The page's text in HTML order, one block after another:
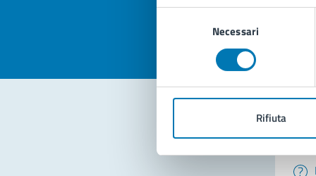
Necessari
Rifiuta